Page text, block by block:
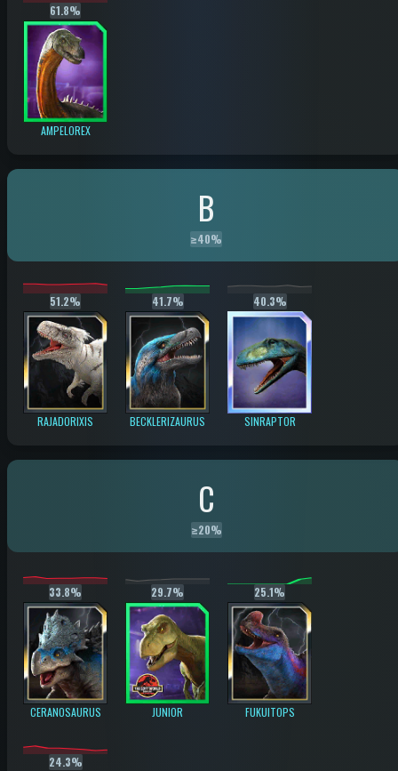
61.8%
AMPELOREX
B
≥40%
51.2%
RAJADORIXIS
41.7%
BECKLERIZAURUS
40.3%
SINRAPTOR
C
≥20%
33.8%
CERANOSAURUS
29.7%
JUNIOR
25.1%
FUKUITOPS
24.3%